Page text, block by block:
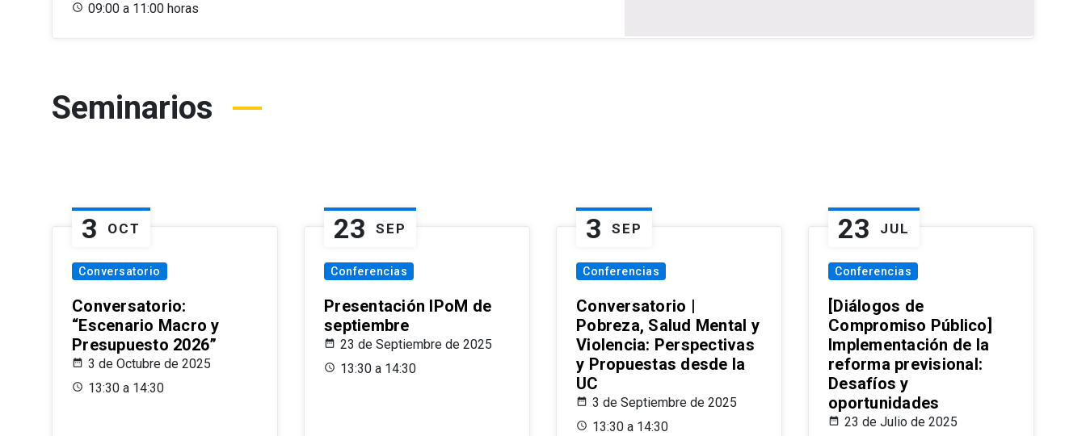
09:00 a 11:00 horas
Seminarios
3 OCT
Conversatorio
Conversatorio:
“Escenario Macro y
Presupuesto 2026”
3 de Octubre de 2025
13:30 a 14:30
23 SEP
Conferencias
Presentación IPoM de
septiembre
23 de Septiembre de 2025
13:30 a 14:30
3 SEP
Conferencias
Conversatorio |
Pobreza, Salud Mental y
Violencia: Perspectivas
y Propuestas desde la
UC
3 de Septiembre de 2025
13:30 a 14:30
23 JUL
Conferencias
[Diálogos de
Compromiso Público]
Implementación de la
reforma previsional:
Desafíos y
oportunidades
23 de Julio de 2025